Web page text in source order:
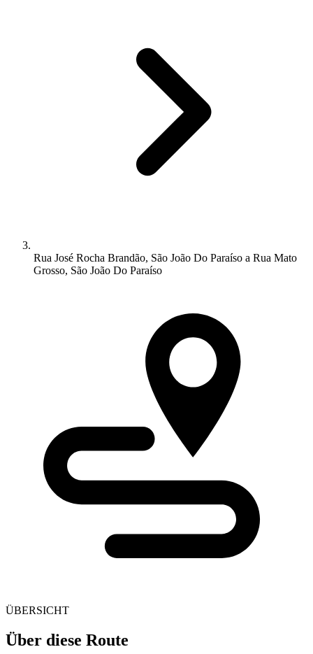
Rua José Rocha Brandão, São João Do Paraíso a Rua Mato
Grosso, São João Do Paraíso
ÜBERSICHT
Über diese Route